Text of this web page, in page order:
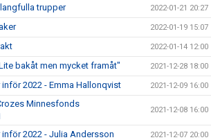
trupper 2022-01-21 20:27
2022-01-19 15:07
2022-01-14 12:00
bakåt men mycket framåt" 2021-12-28 18:00
2022 - Emma Hallonqvist 2021-12-09 16:00
Minnesfonds
2021-12-08 16:00
2022 - Julia Andersson 2021-12-07 20:00